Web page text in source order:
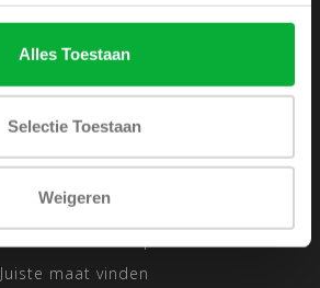
Alles Toestaan
Selectie Toestaan
Weigeren
Disclaimer
Privacy Policy
Sitemap
Traveling Tailor
Juiste maat vinden